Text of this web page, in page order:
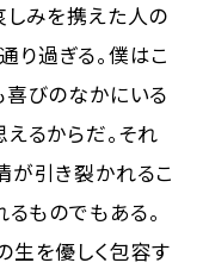
みを携えた人の
過ぎる。僕はこ
びのなかにいる
るからだ。それ
が引き裂かれるこ
るものでもある。
を優しく包容す